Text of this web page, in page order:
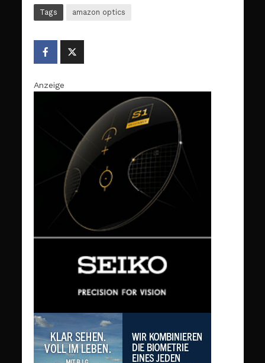
Tags amazon optics
Anzeige